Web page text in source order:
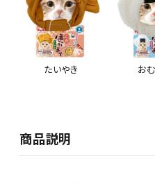
たいやき お
商品説明